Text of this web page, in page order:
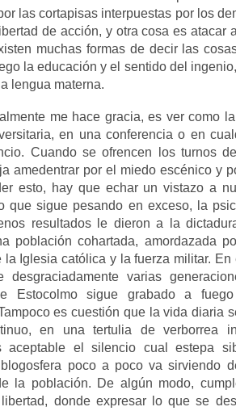
las cortapisas interpuestas por los
de acción, y otra cosa es atacar
muchas formas de decir las
la educación y el sentido del
lengua materna.
me hace gracia, es ver como
en una conferencia o en
Cuando se ofrencen los turnos
amedentrar por el miedo escénico y
esto, hay que echar un vistazo a
que sigue pesando en exceso, la
resultados le dieron a la
población cohartada, amordazada
la Iglesia católica y la fuerza militar. En
desgraciadamente varias
Estocolmo sigue grabado a
es cuestión que la vida diaria
en una tertulia de verborrea
aceptable el silencio cual estepa
poco a poco va sirviendo
la población. De algún modo,
donde expresar lo que se